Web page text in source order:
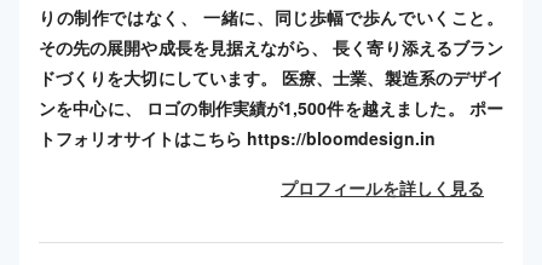
りの制作ではなく、 一緒に、同じ歩幅で歩んでいくこと。
その先の展開や成長を見据えながら、 長く寄り添えるブラン
ドづくりを大切にしています。 医療、士業、製造系のデザイ
ンを中心に、 ロゴの制作実績が1,500件を越えました。 ポー
トフォリオサイトはこちら https://bloomdesign.in
プロフィールを詳しく見る